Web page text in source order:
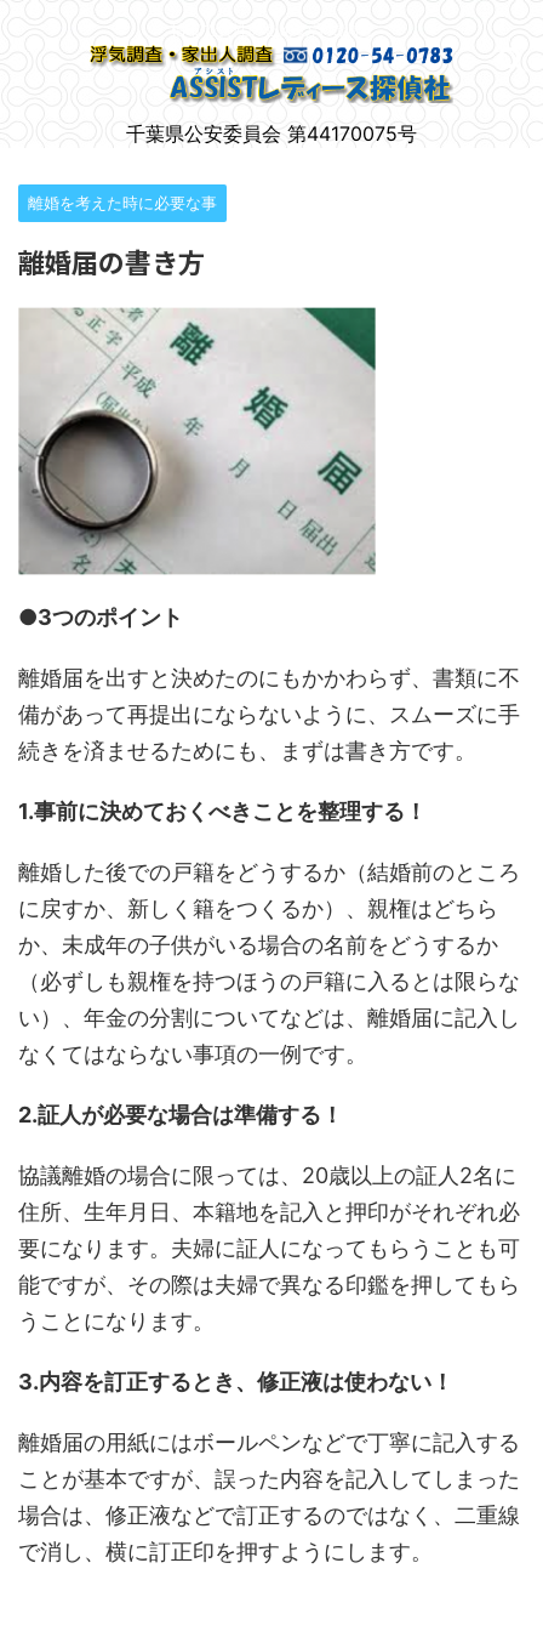
千葉県公安委員会 第44170075号
離婚を考えた時に必要な事
離婚届の書き方
●3つのポイント
離婚届を出すと決めたのにもかかわらず、書類に不
備があって再提出にならないように、スムーズに手
続きを済ませるためにも、まずは書き方です。
1.事前に決めておくべきことを整理する！
離婚した後での戸籍をどうするか（結婚前のところ
に戻すか、新しく籍をつくるか）、親権はどちら
か、未成年の子供がいる場合の名前をどうするか
（必ずしも親権を持つほうの戸籍に入るとは限らな
い）、年金の分割についてなどは、離婚届に記入し
なくてはならない事項の一例です。
2.証人が必要な場合は準備する！
協議離婚の場合に限っては、20歳以上の証人2名に
住所、生年月日、本籍地を記入と押印がそれぞれ必
要になります。夫婦に証人になってもらうことも可
能ですが、その際は夫婦で異なる印鑑を押してもら
うことになります。
3.内容を訂正するとき、修正液は使わない！
離婚届の用紙にはボールペンなどで丁寧に記入する
ことが基本ですが、誤った内容を記入してしまった
場合は、修正液などで訂正するのではなく、二重線
で消し、横に訂正印を押すようにします。